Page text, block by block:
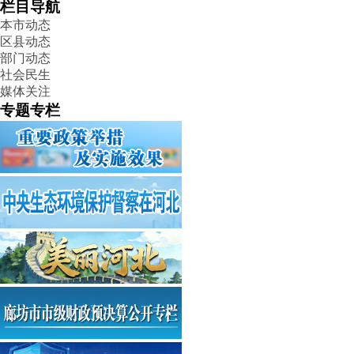
栏目导航
本市动态
区县动态
部门动态
社会民生
媒体关注
专题专栏